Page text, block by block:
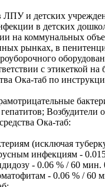
ЛПУ и детских
в детских
на коммунальных
рынках, в
с этикеткой на
Ока-таб по
Ока-таб:
(исключая
инфекциям -
- 0.06 % / 60
- 0.06 % / 60